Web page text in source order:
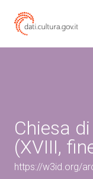
Chiesa
(XVIII,
https://w3id.org/